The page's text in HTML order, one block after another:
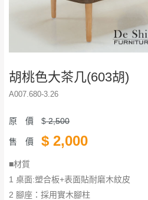
胡桃色大茶几(603胡)
A007.680-3.26
原 價 $2,500
售 價 $ 2,000
■材質
1 桌面:塑合板+表面貼耐磨木紋皮
2 腳座：採用實木腳柱